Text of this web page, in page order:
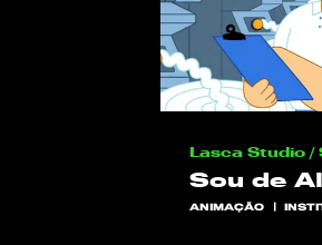
Lasca Studio /
Sou de
ANIMAÇÃO